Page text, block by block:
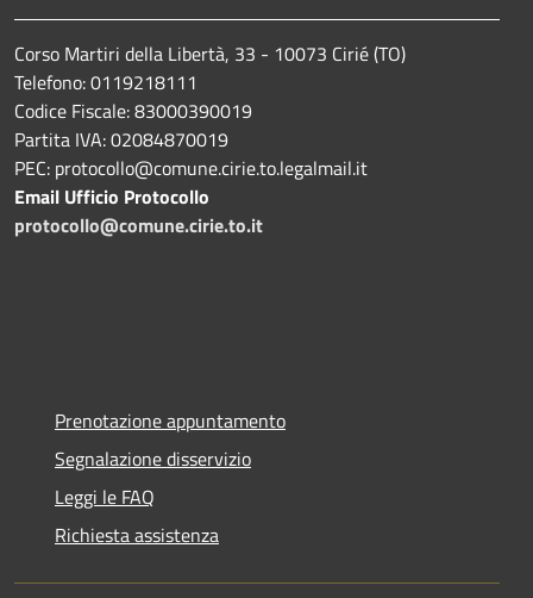
Corso Martiri della Libertà, 33 - 10073 Cirié (TO)
Telefono: 0119218111
Codice Fiscale: 83000390019
Partita IVA: 02084870019
PEC: protocollo@comune.cirie.to.legalmail.it
Email Ufficio Protocollo
protocollo@comune.cirie.to.it
Prenotazione appuntamento
Segnalazione disservizio
Leggi le FAQ
Richiesta assistenza